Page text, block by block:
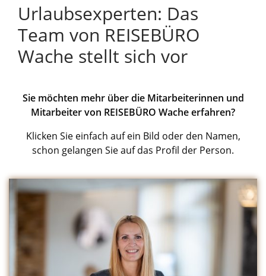
Urlaubsexperten: Das
Team von REISEBÜRO
Wache stellt sich vor
Sie möchten mehr über die Mitarbeiterinnen und
Mitarbeiter von REISEBÜRO Wache erfahren?
Klicken Sie einfach auf ein Bild oder den Namen,
schon gelangen Sie auf das Profil der Person.